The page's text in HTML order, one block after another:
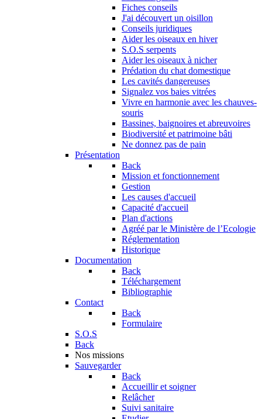
Fiches conseils
J'ai découvert un oisillon
Conseils juridiques
Aider les oiseaux en hiver
S.O.S serpents
Aider les oiseaux à nicher
Prédation du chat domestique
Les cavités dangereuses
Signalez vos baies vitrées
Vivre en harmonie avec les chauves-
souris
Bassines, baignoires et abreuvoires
Biodiversité et patrimoine bâti
Ne donnez pas de pain
Présentation
Back
Mission et fonctionnement
Gestion
Les causes d'accueil
Capacité d'accueil
Plan d'actions
Agréé par le Ministère de l’Ecologie
Réglementation
Historique
Documentation
Back
Téléchargement
Bibliographie
Contact
Back
Formulaire
S.O.S
Back
Nos missions
Sauvegarder
Back
Accueillir et soigner
Relâcher
Suivi sanitaire